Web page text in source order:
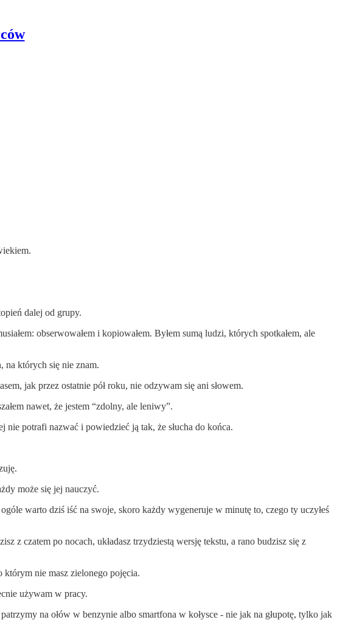
dalej od grupy.
obserwowałem i kopiowałem. Byłem sumą ludzi, których spotkałem, ale
na których się nie znam.
jak przez ostatnie pół roku, nie odzywam się ani słowem.
nawet, że jestem “zdolny, ale leniwy”.
nie potrafi nazwać i powiedzieć ją tak, że słucha do końca.
może się jej nauczyć.
warto dziś iść na swoje, skoro każdy wygeneruje w minutę to, czego ty uczyłeś
z czatem po nocach, układasz trzydziestą wersję tekstu, a rano budzisz się z
którym nie masz zielonego pojęcia.
używam w pracy.
na ołów w benzynie albo smartfona w kołysce - nie jak na głupotę, tylko jak